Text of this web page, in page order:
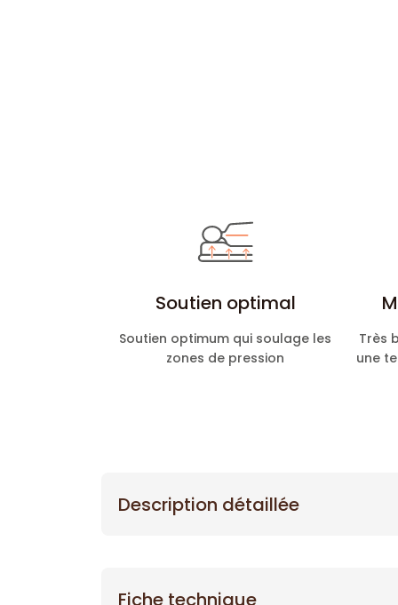
Soutien optimal
Soutien optimum qui soulage les
zones de pression
Très
une
Description détaillée
Fiche technique